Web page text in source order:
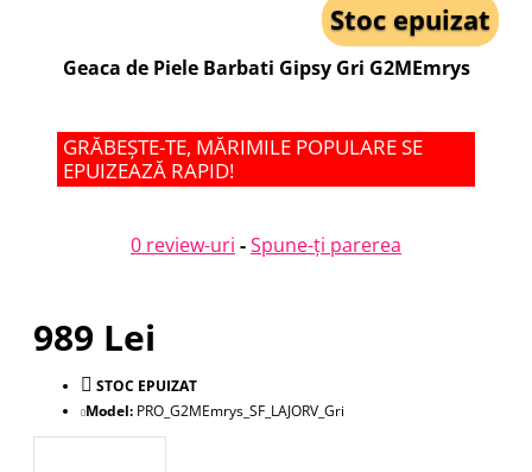
Stoc epuizat
Geaca de Piele Barbati Gipsy Gri G2MEmrys
GRĂBEȘTE-TE, MĂRIMILE POPULARE SE
EPUIZEAZĂ RAPID!
0 review-uri -Spune-ţi parerea
989 Lei
STOC EPUIZAT
Model: PRO_G2MEmrys_SF_LAJORV_Gri